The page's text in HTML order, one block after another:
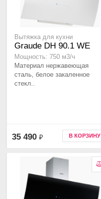
Вытяжка для кухни
Graude DH 90.1 WE
Мощность: 750 м3/ч
Материал нержавеющая
сталь, белое закаленное
стекл..
35 490 ₽ В КОРЗИНУ